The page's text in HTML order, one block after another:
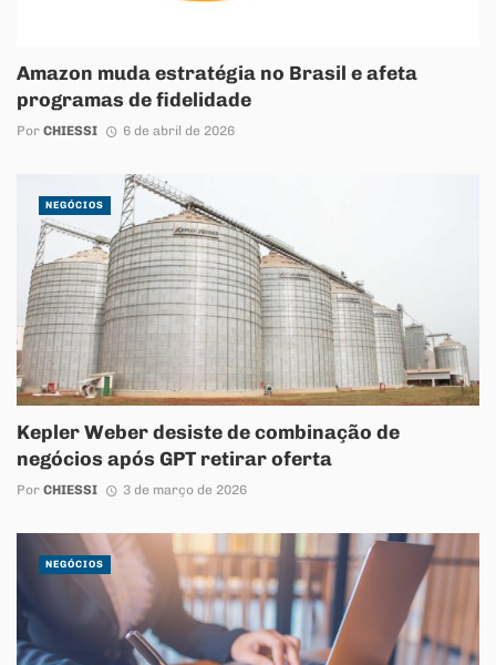
Amazon muda estratégia no Brasil e afeta
programas de fidelidade
Por CHIESSI 6 de abril de 2026
Kepler Weber desiste de combinação de
negócios após GPT retirar oferta
Por CHIESSI 3 de março de 2026
NEGÓCIOS
NEGÓCIOS